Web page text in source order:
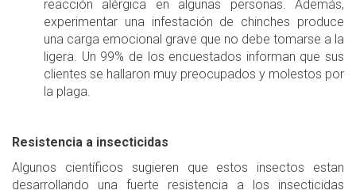
reacción alérgica en algunas personas. Además,
experimentar una infestación de chinches produce
una carga emocional grave que no debe tomarse a la
ligera. Un 99% de los encuestados informan que sus
clientes se hallaron muy preocupados y molestos por
la plaga.
Resistencia a insecticidas
Algunos científicos sugieren que estos insectos estan
desarrollando una fuerte resistencia a los insecticidas